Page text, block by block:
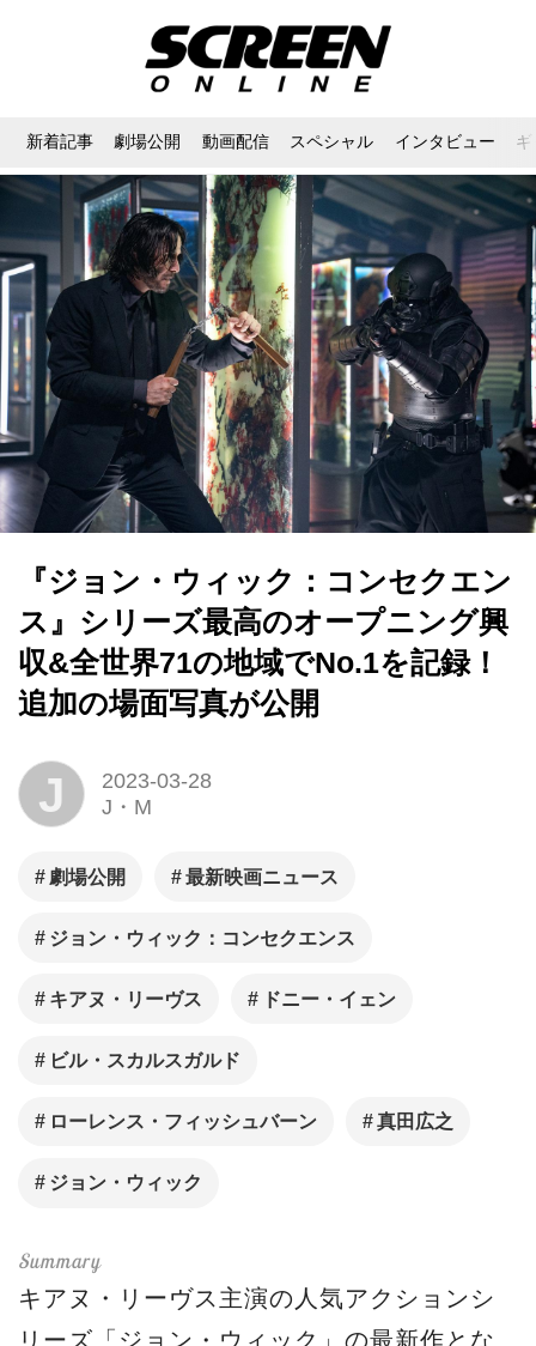
新着記事 劇場公開 動画配信 スペシャル インタビュー
『ジョン・ウィック：コンセクエン
ス』シリーズ最高のオープニング興
収&全世界71の地域でNo.1を記録！
追加の場面写真が公開
J
2023-03-28
J・M
劇場公開 最新映画ニュース
ジョン・ウィック：コンセクエンス
キアヌ・リーヴス ドニー・イェン
ビル・スカルスガルド
ローレンス・フィッシュバーン 真田広之
ジョン・ウィック
キアヌ・リーヴス主演の人気アクションシ
リーズ「ジョン・ウィック」の最新作とな